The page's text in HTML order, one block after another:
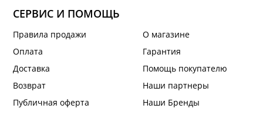
СЕРВИС И ПОМОЩЬ
Правила продажи
Оплата
Доставка
Возврат
Публичная оферта
О магазине
Гарантия
Помощь покупателю
Наши партнеры
Наши Бренды